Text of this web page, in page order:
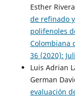
Esther
de refinado
polifenoles
Colombiana
36 (2020):
Luis Adrian
German
evaluación